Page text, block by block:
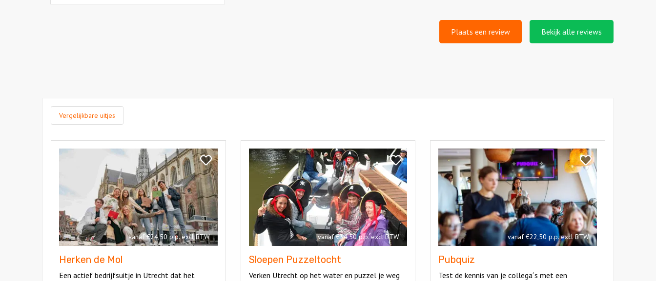
cijfer
5
Plaats een review Bekijk alle reviews
Vergelijkbare uitjes
Bekijk
Herken
de
Mol
vanaf €24,50 p.p. excl BTW
Herken de Mol
Een actief bedrijfsuitje in Utrecht dat het
Bekijk
Bekijk
Sloepen
Puzzeltocht
vanaf €34,50 p.p. excl BTW
Sloepen Puzzeltocht
Verken Utrecht op het water en puzzel je weg
Bekijk
Sloepen
Puzzeltocht
Bekijk
Pubquiz
vanaf €22,50 p.p. excl BTW
Pubquiz
Test de kennis van je collega´s met een
Bekijk
Pubquiz